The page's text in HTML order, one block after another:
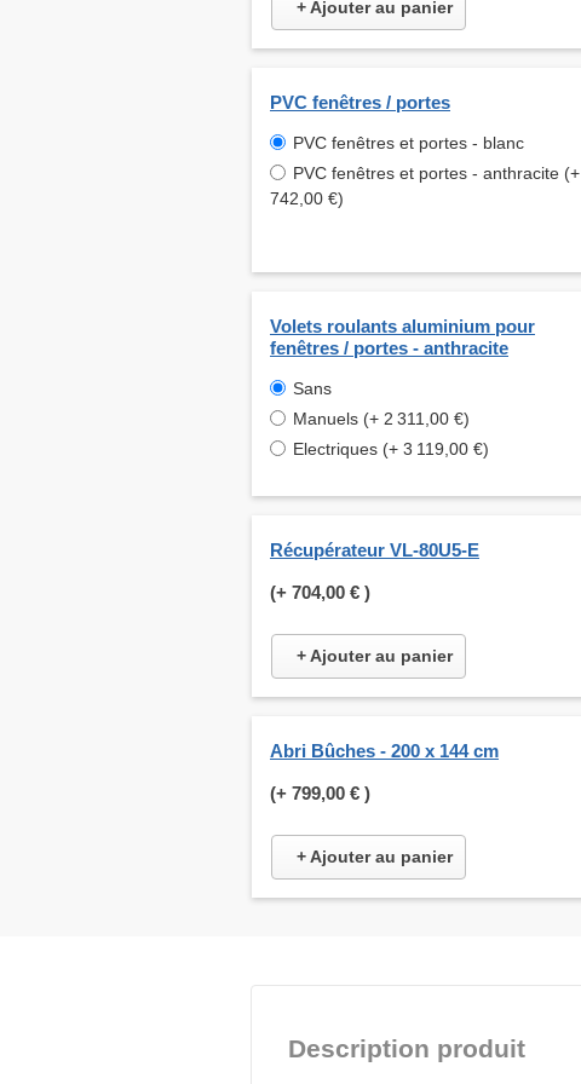
+ Ajouter au panier
PVC fenêtres / portes
PVC fenêtres et portes - blanc
PVC fenêtres et portes - anthracite (+
742,00 €)
Volets roulants aluminium pour
fenêtres / portes - anthracite
Sans
Manuels (+ 2 311,00 €)
Electriques (+ 3 119,00 €)
Récupérateur VL-80U5-E
(+ 704,00 € )
+ Ajouter au panier
Abri Bûches - 200 x 144 cm
(+ 799,00 € )
+ Ajouter au panier
Description produit